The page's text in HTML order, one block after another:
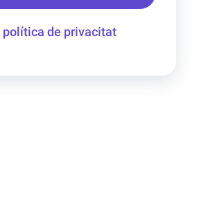
política de privacitat